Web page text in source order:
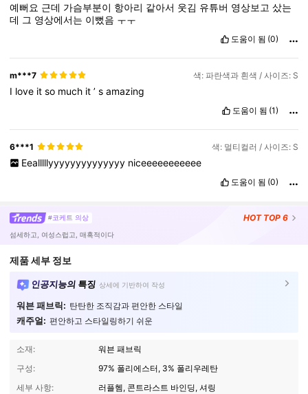
예뻐요 근데 가슴부분이 항아리 같아서 웃김 유튜버 영상보고샀는
데 그 영상에서는 이뻤음 ㅜㅜ
도움이 됨 (0)
m***7 색: 파란색과 흰색 / 사이즈: S
I love itso much it’samazing
도움이 됨 (1)
6***1 색: 멀티컬러 / 사이즈: S
Eealllllyyyyyyyyyyyyyy niceeeeeeeeeee
도움이 됨 (0)
#코케트 의상 HOT TOP 6
섬세하고, 여성스럽고, 매혹적이다
제품 세부 정보
인공지능의 특징 상세에 기반하여 작성
워븐 패브릭: 탄탄한 조직감과 편안한 스타일
캐주얼: 편안하고 스타일링하기 쉬운
소재:
워븐 패브릭
구성:
97% 폴리에스터, 3% 폴리우레탄
세부 사항:
러플헴, 콘트라스트 바인딩, 셔링